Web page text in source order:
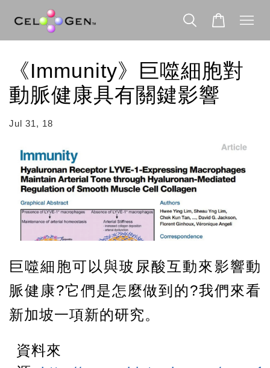
《Immunity》巨噬細胞對
動脈健康具有關鍵影響
Jul 31, 18
巨噬細胞可以與玻尿酸互動來影響動
脈健康?它們是怎麼做到的?我們來看
新加坡一項新的研究。
資料來